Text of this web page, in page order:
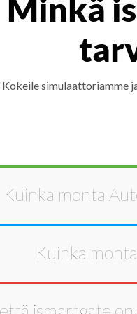
Minkä
Kokeile simulaattoriamme
Kuinka monta
Kuinka monta